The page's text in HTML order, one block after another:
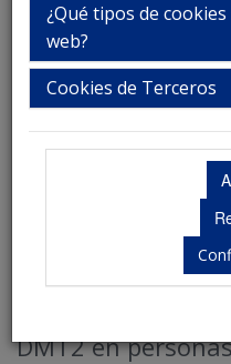
¿Qué tipos de
web?
Cookies de Terceros
Plantilla
Talleres
Aula Virtual de
Evidencia de la
DMT2 en